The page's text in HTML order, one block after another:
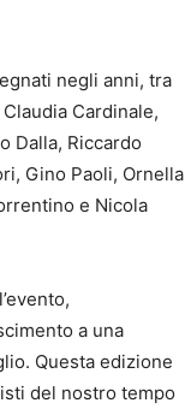
negli anni, tra
Cardinale,
Dalla, Riccardo
Gino Paoli, Ornella
e Nicola
a una
Questa edizione
del nostro tempo